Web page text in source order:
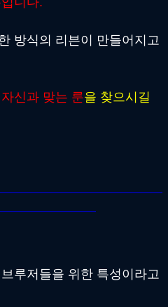
방식의 리븐이 만들어지고
자신과 맞는 룬을 찾으시길
루저들을 위한 특성이라고